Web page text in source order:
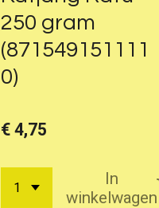
250 gram
(871549151111
0)
€ 4,75
In
winkelwagen